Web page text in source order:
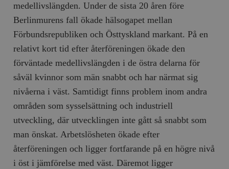
medellivslängden. Under de sista 20 åren före
Berlinmurens fall ökade hälsogapet mellan
Förbundsrepubliken och Östtyskland markant. På en
relativt kort tid efter återföreningen ökade den
förväntade medellivslängden i de östra delarna för
såväl kvinnor som män snabbt och har närmat sig
nivåerna i väst. Samtidigt finns problem inom andra
områden som sysselsättning och industriell
utveckling, där utvecklingen inte gått så snabbt som
man önskat. Arbetslösheten ökade efter
återföreningen och ligger fortfarande på en högre nivå
i öst i jämförelse med väst. Däremot ligger